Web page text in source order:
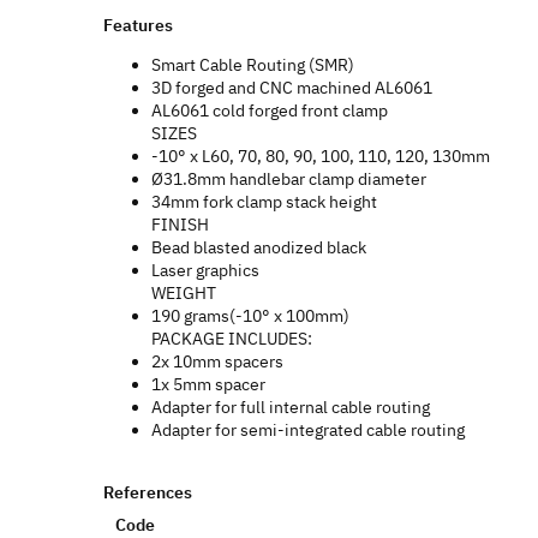
Features
Smart Cable Routing (SMR)
3D forged and CNC machined AL6061
AL6061 cold forged front clamp
SIZES
-10° x L60, 70, 80, 90, 100, 110, 120, 130mm
Ø31.8mm handlebar clamp diameter
34mm fork clamp stack height
FINISH
Bead blasted anodized black
Laser graphics
WEIGHT
190 grams(-10° x 100mm)
PACKAGE INCLUDES:
2x 10mm spacers
1x 5mm spacer
Adapter for full internal cable routing
Adapter for semi-integrated cable routing
References
Code